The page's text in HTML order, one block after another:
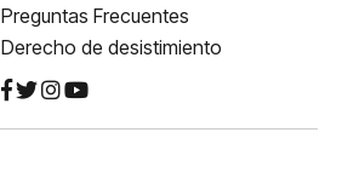
Preguntas Frecuentes
Derecho de desistimiento